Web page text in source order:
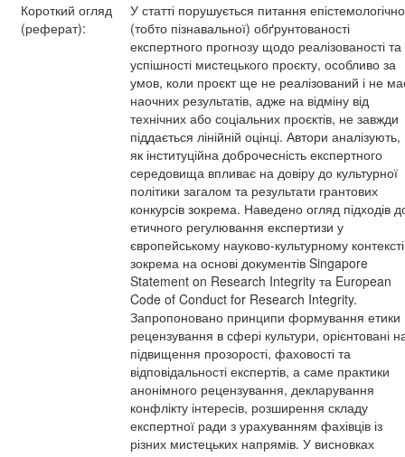
Короткий огляд
(реферат):
У статті порушується питання
(тобто пізнавальної) обґрунтованості
експертного прогнозу щодо реалізованості та
успішності мистецького проєкту, особливо за
умов, коли проєкт ще не реалізований і не
наочних результатів, адже на відміну від
технічних або соціальних проєктів, не завжди
піддається лінійній оцінці. Автори аналізують,
як інституційна доброчесність експертного
середовища впливає на довіру до культурної
політики загалом та результати грантових
конкурсів зокрема. Наведено огляд підходів
етичного регулювання експертизи у
європейському науково-культурному
зокрема на основі документів Singapore
Statement on Research Integrity та European
Code of Conduct for Research Integrity.
Запропоновано принципи формування етики
рецензування в сфері культури, орієнтовані
підвищення прозорості, фаховості та
відповідальності експертів, а саме практики
анонімного рецензування, декларування
конфлікту інтересів, розширення складу
експертної ради з урахуванням фахівців із
різних мистецьких напрямів. У висновках